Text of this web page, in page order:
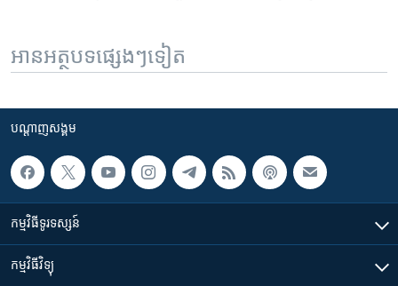
អានអត្ថបទផ្សេងៗទៀត
បណ្តាញ​សង្គម
កម្មវិធី​ទូរទស្សន៍
កម្មវិធី​វិទ្យុ